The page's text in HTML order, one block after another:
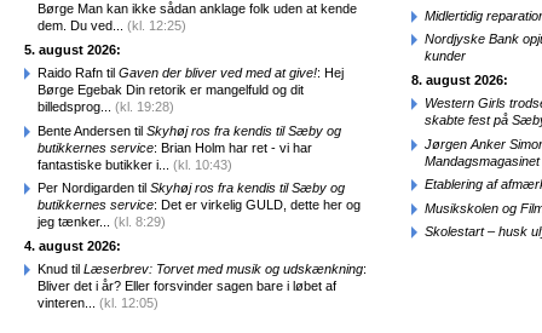
Børge Man kan ikke sådan anklage folk uden at kende
dem. Du ved... (kl. 12:25)
5. august 2026:
Raido Rafn til Gaven der bliver ved med at give!: Hej
Børge Egebak Din retorik er mangelfuld og dit
billedsprog... (kl. 19:28)
Bente Andersen til Skyhøj ros fra kendis til Sæby og
butikkernes service: Brian Holm har ret - vi har
fantastiske butikker i... (kl. 10:43)
Per Nordigarden til Skyhøj ros fra kendis til Sæby og
butikkernes service: Det er virkelig GULD, dette her og
jeg tænker... (kl. 8:29)
4. august 2026:
Knud til Læserbrev: Torvet med musik og udskænkning:
Bliver det i år? Eller forsvinder sagen bare i løbet af
vinteren... (kl. 12:05)
Midlertidig
Nordjyske Bank
kunder
8. august 2026:
Western Girls
skabte fest på
Jørgen Anker
Mandagsmagasinet
Etablering af
Musikskolen og
Skolestart – husk